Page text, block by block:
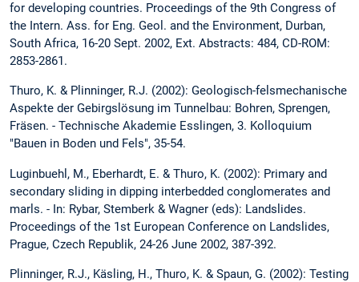
for developing countries. Proceedings of the 9th Congress of
the Intern. Ass. for Eng. Geol. and the Environment, Durban,
South Africa, 16-20 Sept. 2002, Ext. Abstracts: 484, CD-ROM:
2853-2861.
Thuro, K. & Plinninger, R.J. (2002): Geologisch-felsmechanische
Aspekte der Gebirgslösung im Tunnelbau: Bohren, Sprengen,
Fräsen. - Technische Akademie Esslingen, 3. Kolloquium
"Bauen in Boden und Fels", 35-54.
Luginbuehl, M., Eberhardt, E. & Thuro, K. (2002): Primary and
secondary sliding in dipping interbedded conglomerates and
marls. - In: Rybar, Stemberk & Wagner (eds): Landslides.
Proceedings of the 1st European Conference on Landslides,
Prague, Czech Republik, 24-26 June 2002, 387-392.
Plinninger, R.J., Käsling, H., Thuro, K. & Spaun, G. (2002): Testing